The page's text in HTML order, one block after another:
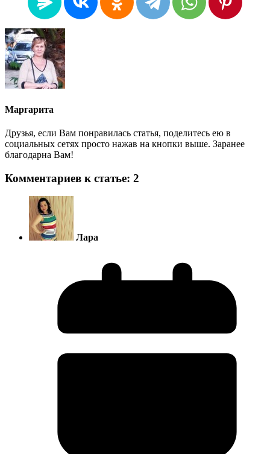
Маргарита
Друзья, если Вам понравилась статья, поделитесь ею в
социальных сетях просто нажав на кнопки выше. Заранее
благодарна Вам!
Комментариев к статье: 2
Лара